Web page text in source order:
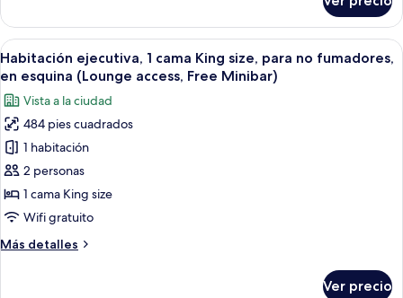
fumadores
(Lounge
access,
Free
Minibar)
ejecutiva
con
2
camas
individuales,
para
no
fumadores
(Lounge
access,
Minibar)
Abrir
todas
las
fotos
de
Habitación
ejecutiva,
1
cama
size,
Habitación de hotel con una cama
14
Habitación ejecutiva, 1 cama King size, para no fumadores,
en esquina (Lounge access, Free Minibar)
Vista a la ciudad
484 pies cuadrados
1 habitación
2 personas
1 cama King size
Wifi gratuito
Más detalles
Más
Ver precio